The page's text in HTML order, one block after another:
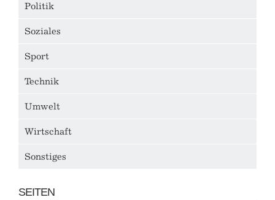
Politik
Soziales
Sport
Technik
Umwelt
Wirtschaft
Sonstiges
SEITEN